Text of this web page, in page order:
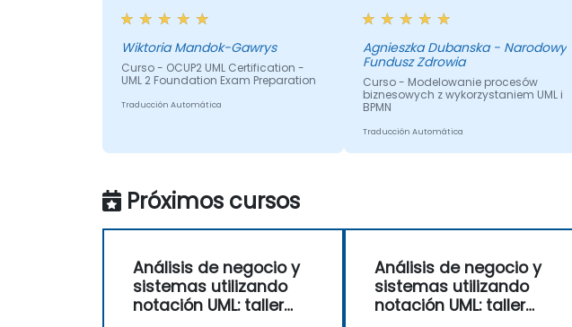
Wiktoria Mandok-Gawrys
Curso - OCUP2 UML Certification -
UML 2 Foundation Exam Preparation
Traducción Automática
Agnieszka Dubanska - Narodowy
Fundusz Zdrowia
Curso - Modelowanie procesów
biznesowych z wykorzystaniem UML i
BPMN
Traducción Automática
Próximos cursos
Análisis de negocio y
sistemas utilizando
notación UML: taller
Análisis de negocio y
sistemas utilizando
notación UML: taller